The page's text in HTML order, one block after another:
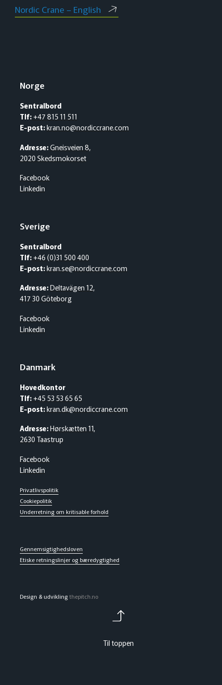
Nordic Crane – English
Norge
Sentralbord
Tlf:+47 815 11 511
E-post:kran.no@nordiccrane.com
Adresse:Gneisveien 8,
2020 Skedsmokorset
Facebook
Linkedin
Sverige
Sentralbord
Tlf:+46 (0)31 500 400
E-post:kran.se@nordiccrane.com
Adresse:Deltavägen 12,
417 30 Göteborg
Facebook
Linkedin
Danmark
Hovedkontor
Tlf:+45 53 53 65 65
E-post:kran.dk@nordiccrane.com
Adresse:Hørskætten 11,
2630 Taastrup
Facebook
Linkedin
Privatlivspolitik
Cookiepolitik
Underretning om kritisable forhold
Gennemsigtighedsloven
Etiske retningslinjer og bæredygtighed
Design & udviklingthepitch.no
Til toppen